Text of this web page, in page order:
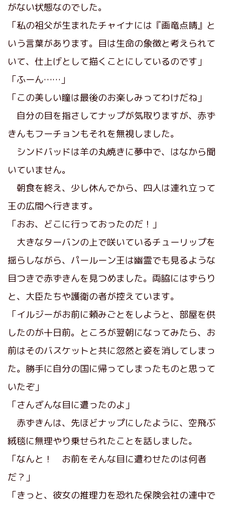
がない状態なのでした。
「私の祖父が生まれたチャイナには『画竜点睛』と
いう言葉があります。目は生命の象徴と考えられて
いて、仕上げとして描くことにしているのです」
「ふーん……」
「この美しい瞳は最後のお楽しみってわけだね」
自分の目を指さしてナップが気取りますが、赤ず
きんもフーチョンもそれを無視しました。
シンドバッドは羊の丸焼きに夢中で、はなから聞
いていません。
朝食を終え、少し休んでから、四人は連れ立って
王の広間へ行きます。
「おお、どこに行っておったのだ！」
大きなターバンの上で咲いているチューリップを
揺らしながら、パールーン王は幽霊でも見るような
目つきで赤ずきんを見つめました。両脇にはずらり
と、大臣たちや護衛の者が控えています。
「イルジーがお前に頼みごとをしようと、部屋を供
したのが十日前。ところが翌朝になってみたら、お
前はそのバスケットと共に忽然と姿を消してしまっ
た。勝手に自分の国に帰ってしまったものと思って
いたぞ」
「さんざんな目に遭ったのよ」
赤ずきんは、先ほどナップにしたように、空飛ぶ
絨毯に無理やり乗せられたことを話しました。
「なんと！ お前をそんな目に遭わせたのは何者
だ？」
「きっと、彼女の推理力を恐れた保険会社の連中で